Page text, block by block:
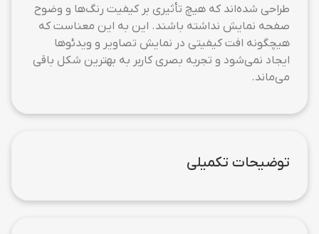
طراحی شده‌اند که هیچ تأثیری بر کیفیت رنگ‌ها و وضوح
صفحه نمایش نداشته باشند. این به این معناست که
هیچگونه افت کیفیتی در نمایش تصاویر و ویدئوها
ایجاد نمی‌شود و تجربه بصری کاربر به بهترین شکل باقی
می‌ماند.
توضیحات تکمیلی